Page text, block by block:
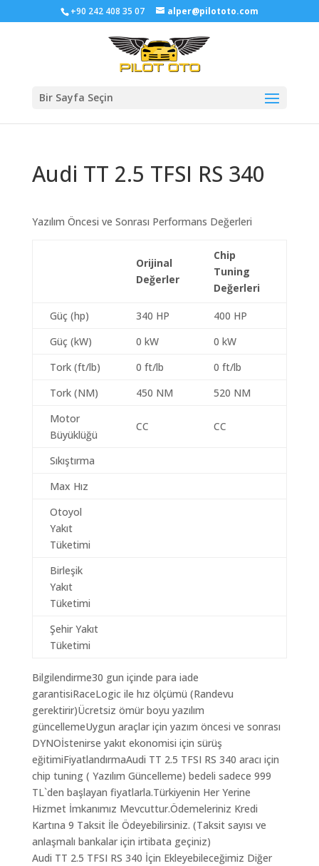
+90 242 408 35 07 alper@pilototo.com
Bir Sayfa Seçin
Audi TT 2.5 TFSI RS 340
Yazılım Öncesi ve Sonrası Performans Değerleri
Orijinal
Değerler
Chip
Tuning
Değerleri
Güç (hp) 340 HP
400 HP
Güç (kW)
0 kW
0 kW
Tork (ft/lb)
0 ft/lb
0 ft/lb
Tork (NM)
450 NM
520 NM
Motor
Büyüklüğü
CC CC
Sıkıştırma
Max Hız
Otoyol
Yakıt
Tüketimi
Birleşik
Yakıt
Tüketimi
Şehir Yakıt
Tüketimi
Bilgilendirme30 gun içinde para iade
garantisiRaceLogic ile hız ölçümü (Randevu
gerektirir)Ücretsiz ömür boyu yazılım
güncellemeUygun araçlar için yazım öncesi ve sonrası
DYNOİstenirse yakıt ekonomisi için sürüş
eğitimiFiyatlandırmaAudi TT 2.5 TFSI RS 340 aracı için
chip tuning ( Yazılım Güncelleme) bedeli sadece 999
TL`den başlayan fiyatlarla.Türkiyenin Her Yerine
Hizmet İmkanımız Mevcuttur.Ödemeleriniz Kredi
Kartına 9 Taksit İle Ödeyebilirsiniz. (Taksit sayısı ve
anlaşmalı bankalar için irtibata geçiniz)
Audi TT 2.5 TFSI RS 340 İçin Ekleyebileceğimiz Diğer